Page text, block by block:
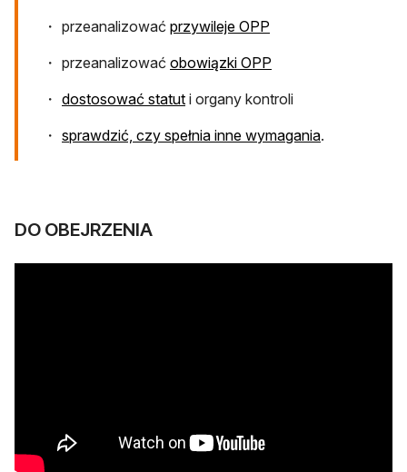
przeanalizować przywileje OPP
przeanalizować obowiązki OPP
dostosować statut i organy kontroli
sprawdzić, czy spełnia inne wymagania.
DO OBEJRZENIA